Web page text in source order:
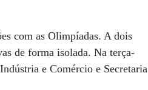
com as Olimpíadas. A dois
de forma isolada. Na terça-
e Comércio e Secretaria